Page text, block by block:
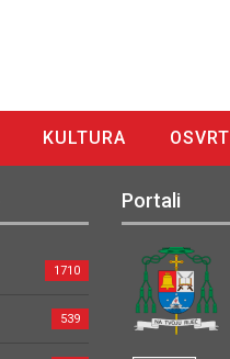
KULTURA OSVRTI
1710
539
Portali